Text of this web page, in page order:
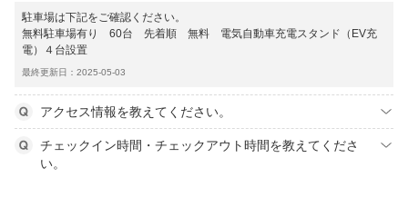
駐車場は下記をご確認ください。
無料駐車場有り 60台 先着順 無料 電気自動車充電スタンド（EV充
電）４台設置
最終更新日：2025-05-03
アクセス情報を教えてください。
チェックイン時間・チェックアウト時間を教えてくださ
い。